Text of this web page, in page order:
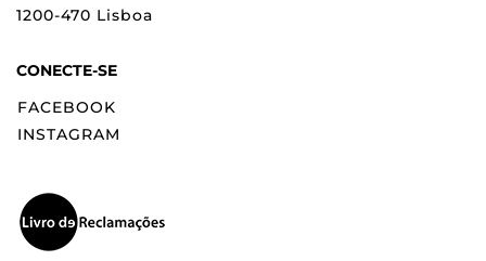
1200-470 Lisboa
CONECTE-SE
FACEBOOK
INSTAGRAM